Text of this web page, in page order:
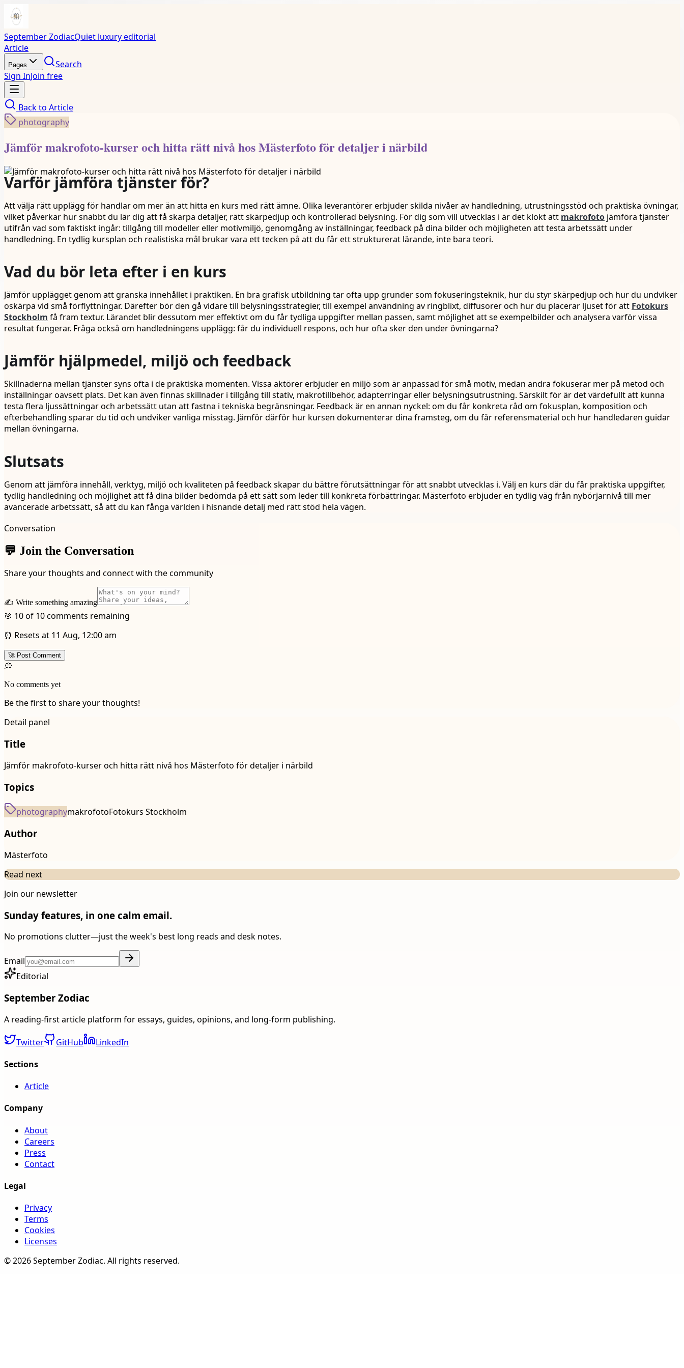
September ZodiacQuiet luxury editorial
Article
Pages
Search
Sign InJoin free
Back to Article
photography
Jämför makrofoto-kurser och hitta rätt nivå hos Mästerfoto för detaljer i närbild
Varför jämföra tjänster för?
Att välja rätt upplägg för handlar om mer än att hitta en kurs med rätt ämne. Olika leverantörer erbjuder skilda nivåer av handledning, utrustningsstöd och praktiska övningar,
vilket påverkar hur snabbt du lär dig att få skarpa detaljer, rätt skärpedjup och kontrollerad belysning. För dig som vill utvecklas i är det klokt att makrofoto jämföra tjänster
utifrån vad som faktiskt ingår: tillgång till modeller eller motivmiljö, genomgång av inställningar, feedback på dina bilder och möjligheten att testa arbetssätt under
handledning. En tydlig kursplan och realistiska mål brukar vara ett tecken på att du får ett strukturerat lärande, inte bara teori.
Vad du bör leta efter i en kurs
Jämför upplägget genom att granska innehållet i praktiken. En bra grafisk utbildning tar ofta upp grunder som fokuseringsteknik, hur du styr skärpedjup och hur du undviker
oskärpa vid små förflyttningar. Därefter bör den gå vidare till belysningsstrategier, till exempel användning av ringblixt, diffusorer och hur du placerar ljuset för att Fotokurs
Stockholm få fram textur. Lärandet blir dessutom mer effektivt om du får tydliga uppgifter mellan passen, samt möjlighet att se exempelbilder och analysera varför vissa
resultat fungerar. Fråga också om handledningens upplägg: får du individuell respons, och hur ofta sker den under övningarna?
Jämför hjälpmedel, miljö och feedback
Skillnaderna mellan tjänster syns ofta i de praktiska momenten. Vissa aktörer erbjuder en miljö som är anpassad för små motiv, medan andra fokuserar mer på metod och
inställningar oavsett plats. Det kan även finnas skillnader i tillgång till stativ, makrotillbehör, adapterringar eller belysningsutrustning. Särskilt för är det värdefullt att kunna
testa flera ljussättningar och arbetssätt utan att fastna i tekniska begränsningar. Feedback är en annan nyckel: om du får konkreta råd om fokusplan, komposition och
efterbehandling sparar du tid och undviker vanliga misstag. Jämför därför hur kursen dokumenterar dina framsteg, om du får referensmaterial och hur handledaren guidar
mellan övningarna.
Slutsats
Genom att jämföra innehåll, verktyg, miljö och kvaliteten på feedback skapar du bättre förutsättningar för att snabbt utvecklas i. Välj en kurs där du får praktiska uppgifter,
tydlig handledning och möjlighet att få dina bilder bedömda på ett sätt som leder till konkreta förbättringar. Mästerfoto erbjuder en tydlig väg från nybörjarnivå till mer
avancerade arbetssätt, så att du kan fånga världen i hisnande detalj med rätt stöd hela vägen.
Conversation
💬 Join the Conversation
Share your thoughts and connect with the community
✍️ Write something amazing
🎯 10 of 10 comments remaining
⏰ Resets at 11 Aug, 12:00 am
🚀 Post Comment
💭
No comments yet
Be the first to share your thoughts!
Detail panel
Title
Jämför makrofoto-kurser och hitta rätt nivå hos Mästerfoto för detaljer i närbild
Topics
photographymakrofotoFotokurs Stockholm
Author
Mästerfoto
Read next
Join our newsletter
Sunday features, in one calm email.
No promotions clutter—just the week's best long reads and desk notes.
Email
Editorial
September Zodiac
A reading-first article platform for essays, guides, opinions, and long-form publishing.
Twitter GitHub
LinkedIn
Sections
Article
Company
About
Careers
Press
Contact
Legal
Privacy
Terms
Cookies
Licenses
©2026September Zodiac. All rights reserved.